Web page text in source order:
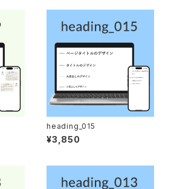
heading_015
¥3,850